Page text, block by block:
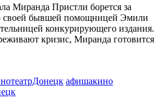
Миранда Пристли борется за
своей бывшей помощницей Эмили
конкурирующего издания.
кризис, Миранда готовится
афишакино